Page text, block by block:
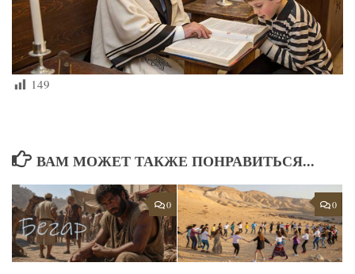
149
ВАМ МОЖЕТ ТАКЖЕ ПОНРАВИТЬСЯ...
0 0